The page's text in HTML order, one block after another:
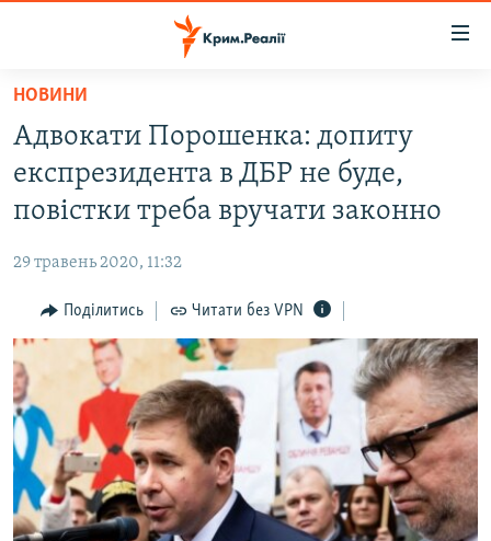
Перейти
основного
матеріалу
Перейти
до
основної
навігації
Перейти
до
пошуку
ВОДА.КРИМ
ВІДЕО ТА ФОТО
БЛОГИ
ПОГЛЯД
ІНТЕРВ'Ю
ВСЕ ЗА ДЕНЬ
СПЕЦПРОЕКТИ
ДЕПОРТАЦІЯ
ВІДЕОУРОКИ «ELIFBE»
ЯК ОБІЙТИ БЛОКУВАННЯ
Русский
НОВИНИ
Адвокати Порошенка: допиту
експрезидента в ДБР не буде,
повістки треба вручати законно
29 травень 2020, 11:32
Поділитись Читати без VPN